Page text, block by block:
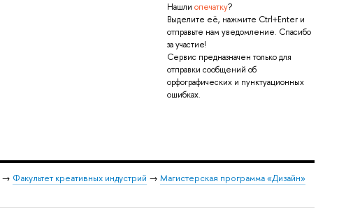
Нашли опечатку?
Выделите её, нажмите Ctrl+Enter и
отправьте нам уведомление. Спасибо
за участие!
Сервис предназначен только для
отправки сообщений об
орфографических и пунктуационных
ошибках.
→ Факультет креативных индустрий → Магистерская программа «Дизайн»